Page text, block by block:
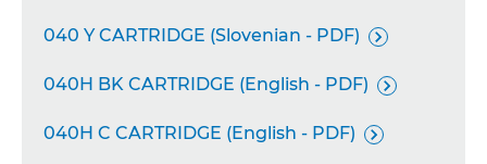
040 Y CARTRIDGE (Slovenian - PDF) 
040H BK CARTRIDGE (English - PDF) 
040H C CARTRIDGE (English - PDF) 